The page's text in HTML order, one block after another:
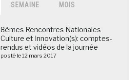
SEMAINE MOIS
8èmes Rencontres Nationales
Culture et Innovation(s): comptes-
rendus et vidéos de la journée
posté le 12 mars 2017